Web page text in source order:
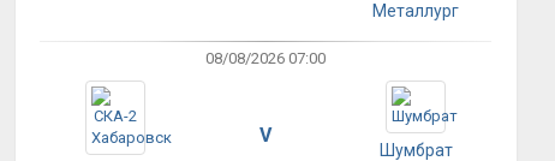
Металлург
08/08/2026 07:00
V
Шумбрат